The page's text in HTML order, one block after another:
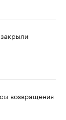
возвращения